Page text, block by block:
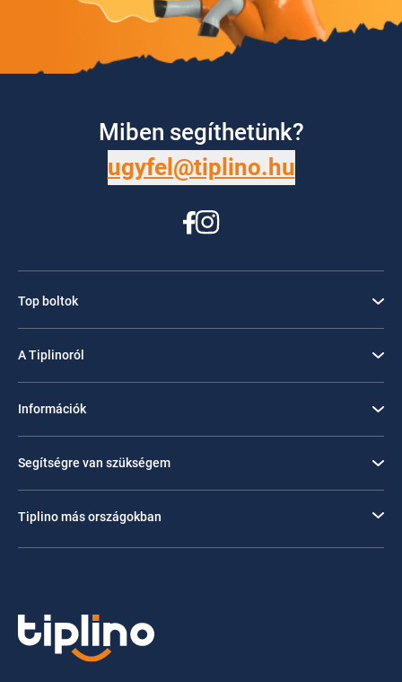
Miben segíthetünk?
ugyfel@tiplino.hu
Top boltok
A Tiplinoról
Információk
Segítségre van szükségem
Tiplino más országokban